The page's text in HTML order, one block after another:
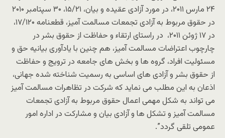
۲۴ مارس ۲۰۱۱، در مورد آزادی عقیده و بیان، ۱۵/۲۱، ۳۰ سپتامبر ۲۰۱۰
در حقوق مربوط به آزادی تجمعات مسالمت آمیز، قطعنامه ۱۷/۱۲۰،
در ۱۷ ژوئن ۲۰۱۱، در راستای ارتقاء و حفاظت از حقوق بشر در
چارچوب اعتراضات مسالمت آمیز، هم چنین با یادآوری بیانیه حق و
مسئولیت افراد، گروه ها و بخش های جامعه در ترویج و حفاظت
از حقوق بشر و آزادی های اساسی به رسمیت شناخته شده جهانی،
اذعان به این مطلب می نماید که شرکت در تظاهرات مسالمت آمیز
می تواند به شکل مهمی اعمال حقوق مربوط به آزادی تجمعات
مسالمت آمیز و تشکل ها و آزادی بیان و مشارکت در اداره امور
عمومی تلقی گردد”.